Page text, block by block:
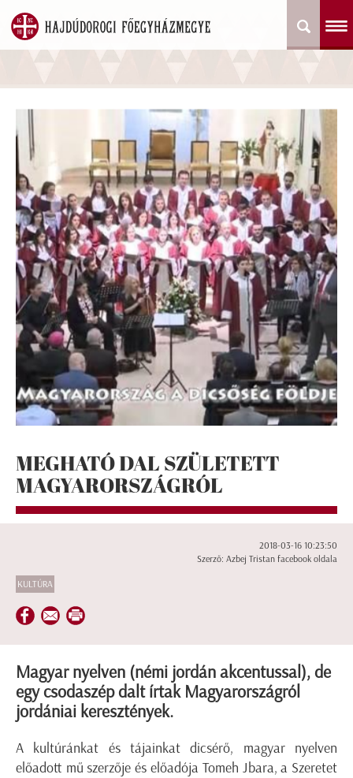
MEGHATÓ DAL SZÜLETETT
MAGYARORSZÁGRÓL
2018-03-16 10:23:50
Szerző: Azbej Tristan facebook oldala
KULTÚRA
Magyar nyelven (némi jordán akcentussal), de
egy csodaszép dalt írtak Magyarországról
jordániai keresztények.
A kultúránkat és tájainkat dicsérő, magyar nyelven
előadott mű szerzője és előadójaTomeh Jbara, a Szeretet